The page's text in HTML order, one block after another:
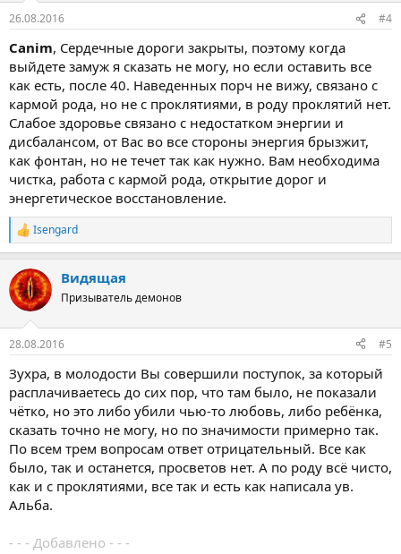
26.08.2016 #4
Canim, Сердечные дороги закрыты, поэтому когда
выйдете замуж я сказать не могу, но если оставить все
как есть, после 40. Наведенных порч не вижу, связано с
кармой рода, но не с проклятиями, в роду проклятий нет.
Слабое здоровье связано с недостатком энергии и
дисбалансом, от Вас во все стороны энергия брызжит,
как фонтан, но не течет так как нужно. Вам необходима
чистка, работа с кармой рода, открытие дорог и
энергетическое восстановление.
Р
е
к
ц
и
Isengard
Видящая
Призыватель демонов
28.08.2016 #5
Зухра, в молодости Вы совершили поступок, за который
расплачиваетесь до сих пор, что там было, не показали
чётко, но это либо убили чью-то любовь, либо ребёнка,
сказать точно не могу, но по значимости примерно так.
По всем трем вопросам ответ отрицательный. Все как
было, так и останется, просветов нет. А по роду всё чисто,
как и с проклятиями, все так и есть как написала ув.
Альба.
- - - Добавлено - - -